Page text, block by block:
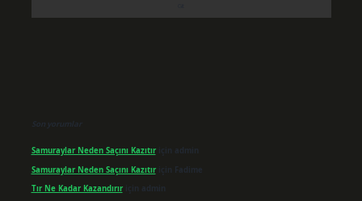
Son yorumlar
Samuraylar Neden Saçını Kazıtıriçin admin
Samuraylar Neden Saçını Kazıtıriçin Fadime
Tır Ne Kadar Kazandırıriçin admin